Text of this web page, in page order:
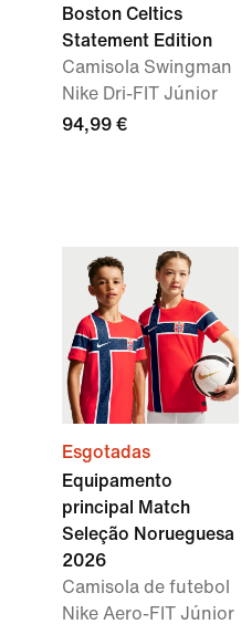
Boston Celtics
Statement Edition
Camisola Swingman
Nike Dri-FIT Júnior
94,99 €
Esgotadas
Equipamento
principal Match
Seleção Norueguesa
2026
Camisola de futebol
Nike Aero-FIT Júnior